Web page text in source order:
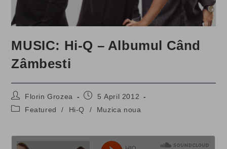
MUSIC: Hi-Q – Albumul Când
Zâmbesti
Post
author:
Florin Grozea
Post5 April 2012
PostFeatured / Hi-Q / Muzica noua